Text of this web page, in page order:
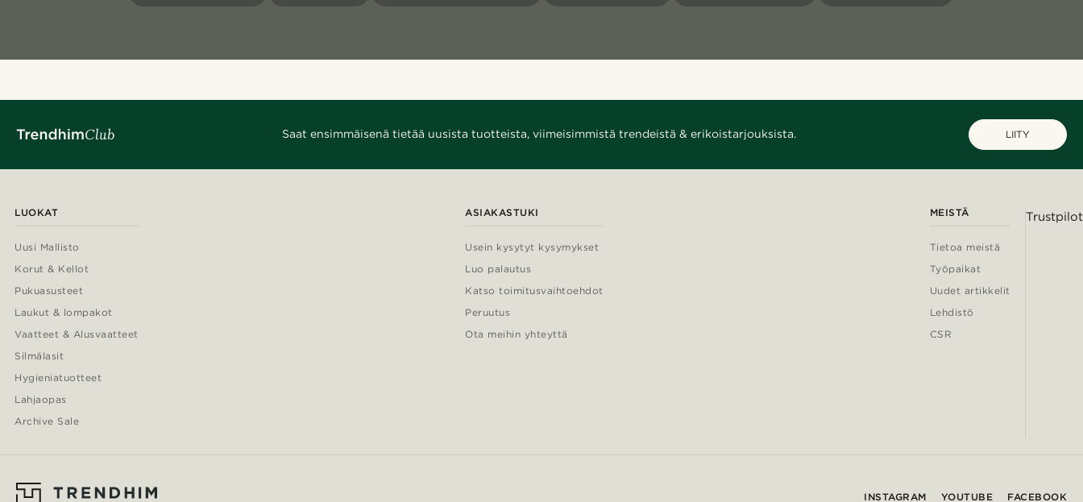
Saat ensimmäisenä tietää uusista tuotteista, viimeisimmistä trendeistä & erikoistarjouksista. LIITY
LUOKAT
Uusi Mallisto
Korut & Kellot
Pukuasusteet
Laukut & lompakot
Vaatteet & Alusvaatteet
Silmälasit
Hygieniatuotteet
Lahjaopas
Archive Sale
ASIAKASTUKI
Usein kysytyt kysymykset
Luo palautus
Katso toimitusvaihtoehdot
Peruutus
Ota meihin yhteyttä
MEISTÄ
Tietoa meistä
Työpaikat
Uudet artikkelit
Lehdistö
CSR
Trustpilot
INSTAGRAM YOUTUBE FACEBOOK